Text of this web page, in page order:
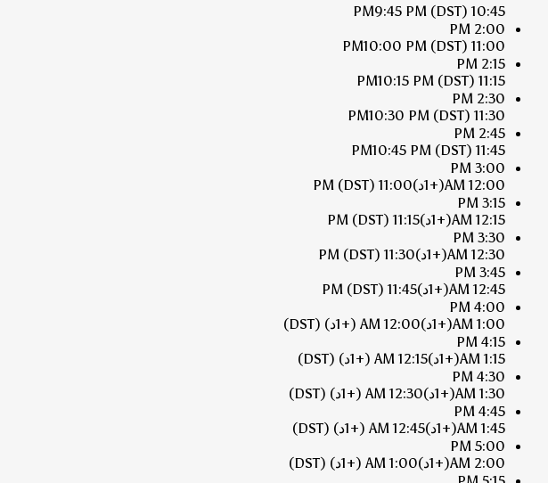
10:45 PM
9:45 PM (DST)
2:00 PM
11:00 PM
10:00 PM (DST)
2:15 PM
11:15 PM
10:15 PM (DST)
2:30 PM
11:30 PM
10:30 PM (DST)
2:45 PM
11:45 PM
10:45 PM (DST)
3:00 PM
12:00 AM
(+1د) 11:00 PM
(DST)
3:15 PM
12:15 AM
(+1د) 11:15 PM
(DST)
3:30 PM
12:30 AM
(+1د) 11:30 PM
(DST)
3:45 PM
12:45 AM
(+1د) 11:45 PM
(DST)
4:00 PM
1:00 AM
(+1د) 12:00 AM (+1د)
(DST)
4:15 PM
1:15 AM
(+1د) 12:15 AM (+1د)
(DST)
4:30 PM
1:30 AM
(+1د) 12:30 AM (+1د)
(DST)
4:45 PM
1:45 AM
(+1د) 12:45 AM (+1د)
(DST)
5:00 PM
2:00 AM
(+1د) 1:00 AM (+1د)
(DST)